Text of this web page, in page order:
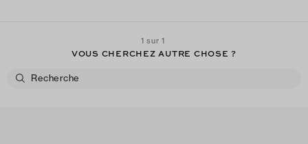
1 sur 1
VOUS CHERCHEZ AUTRE CHOSE ?